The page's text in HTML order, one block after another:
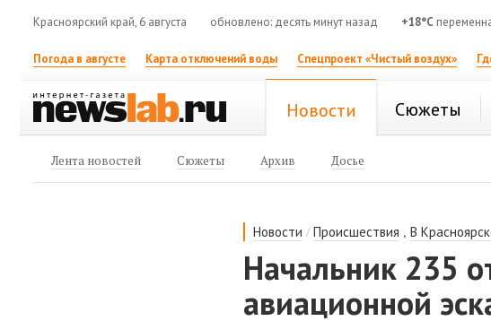
Красноярский край, 6 августа обновлено: десять минут назад +18°C
Погода в августе Карта отключений воды Спецпроект «Чистый воздух»
Новости Сюжеты
Лента новостей Сюжеты Архив Досье
Новости /Происшествия ,В
Начальник 235
авиационной